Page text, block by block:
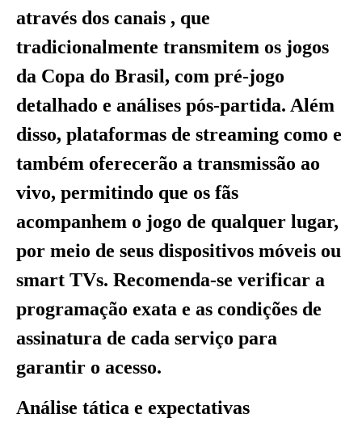
através dos canais , que
tradicionalmente transmitem os jogos
da Copa do Brasil, com pré-jogo
detalhado e análises pós-partida. Além
disso, plataformas de streaming como e
também oferecerão a transmissão ao
vivo, permitindo que os fãs
acompanhem o jogo de qualquer lugar,
por meio de seus dispositivos móveis ou
smart TVs. Recomenda-se verificar a
programação exata e as condições de
assinatura de cada serviço para
garantir o acesso.
Análise tática e expectativas